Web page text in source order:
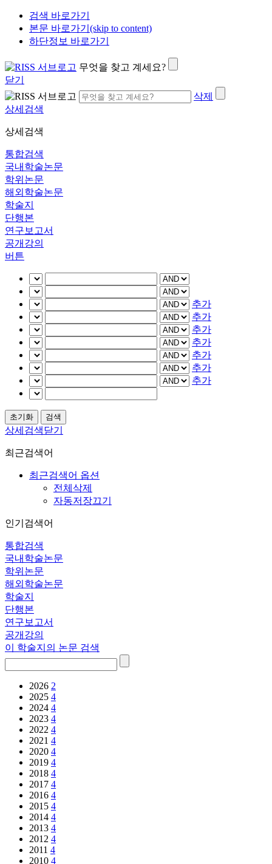
검색 바로가기
본문 바로가기(skip to content)
하단정보 바로가기
무엇을 찾고 계세요?
닫기
삭제
상세검색
상세검색
통합검색
국내학술논문
학위논문
해외학술논문
학술지
단행본
연구보고서
공개강의
버튼
추가
추가
추가
추가
추가
추가
추가
상세검색닫기
최근검색어
최근검색어 옵션
전체삭제
자동저장끄기
인기검색어
통합검색
국내학술논문
학위논문
해외학술논문
학술지
단행본
연구보고서
공개강의
이 학술지의 논문 검색
2026 2
2025 4
2024 4
2023 4
2022 4
2021 4
2020 4
2019 4
2018 4
2017 4
2016 4
2015 4
2014 4
2013 4
2012 4
2011 4
2010 4